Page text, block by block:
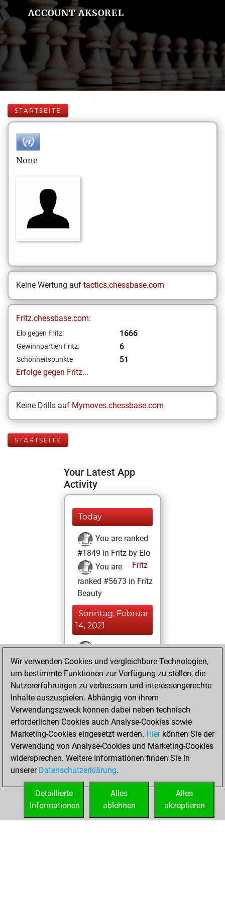
ACCOUNT AKSOREL
STARTSEITE
None
Keine Wertung auf tactics.chessbase.com
Fritz.chessbase.com:
Elo gegen Fritz: 1666
Gewinnpartien Fritz: 6
Schönheitspunkte
51
Erfolge gegen Fritz...
Keine Drills auf Mymoves.chessbase.com
STARTSEITE
Your Latest App
Activity
Today
You are ranked
#1849 in Fritz by Elo
Fritz
You are
ranked #5673 in Fritz
Beauty
Sonntag, Februar
14, 2021
You won
against Fritz
Fritz
You achieved a
BeautyScore of 51
You achieved a
new Elo of 1666
Freitag, Februar
12, 2021
You created
your Fritz account
Wir verwenden Cookies und vergleichbare Technologien,
um bestimmte Funktionen zur Verfügung zu stellen, die
Nutzererfahrungen zu verbessern und interessengerechte
Inhalte auszuspielen. Abhängig von ihrem
Verwendungszweck können dabei neben technisch
erforderlichen Cookies auch Analyse-Cookies sowie
Marketing-Cookies eingesetzt werden. Hierkönnen Sie der
Verwendung von Analyse-Cookies und Marketing-Cookies
widersprechen. Weitere Informationen finden Sie in
unserer Datenschutzerklärung.
Alles
akzeptieren
Alles
ablehnen
Detaillierte
Informationen